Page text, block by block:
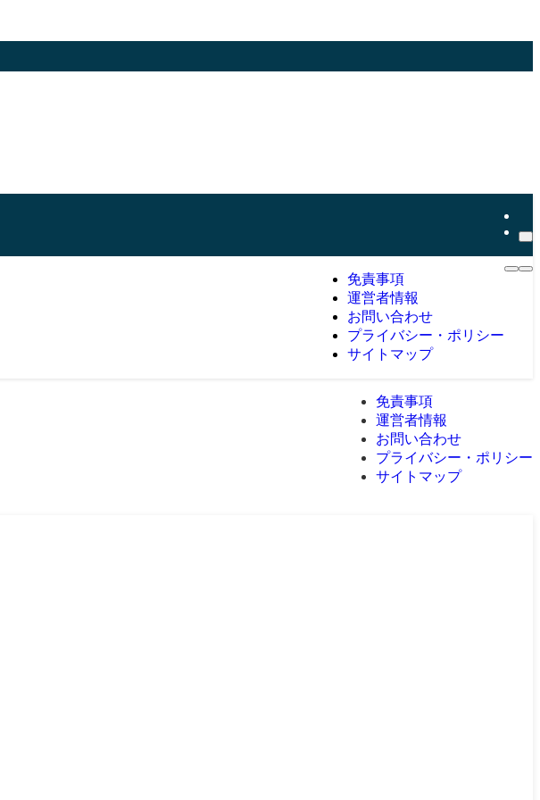
免責事項
運営者情報
お問い合わせ
プライバシー・ポリシー
サイトマップ
免責事項
運営者情報
お問い合わせ
プライバシー・ポリシー
サイトマップ